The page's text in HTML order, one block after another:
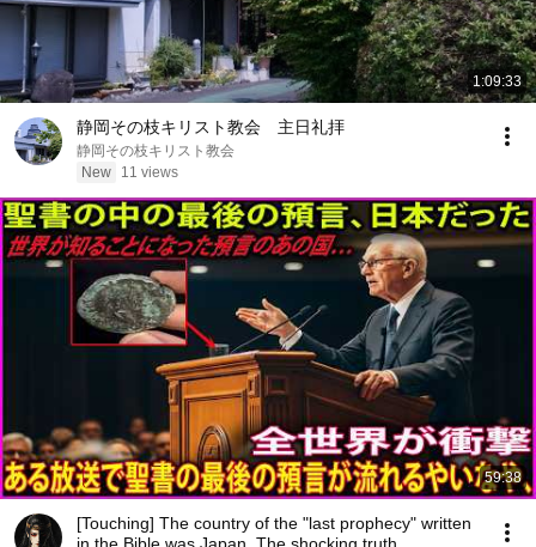
1:09:33
静岡その枝キリスト教会 主日礼拝
静岡その枝キリスト教会
New
11 views
59:38
[Touching] The country of the "last prophecy" written